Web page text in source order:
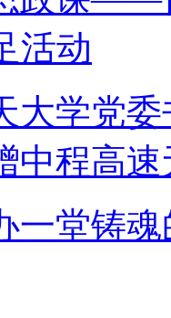
活动
大学党
中程高
一堂铸